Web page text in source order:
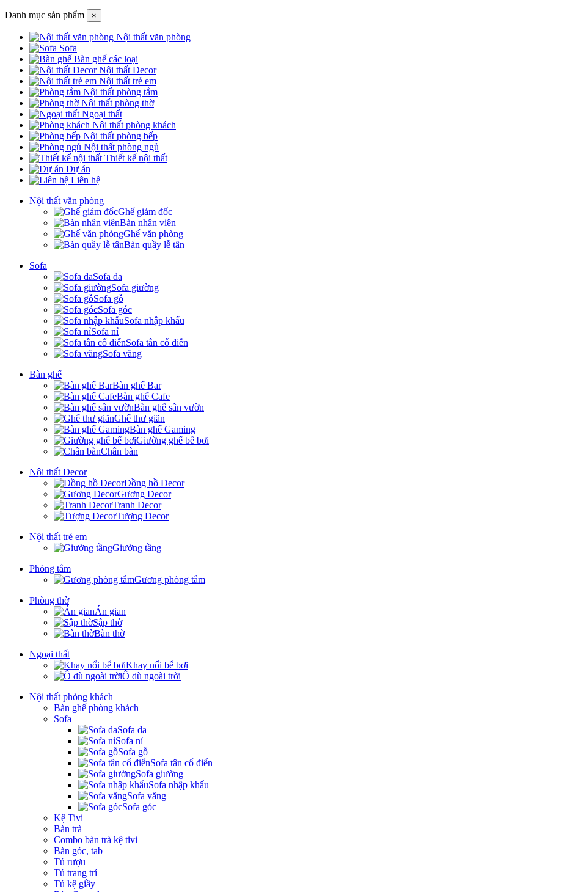
Danh mục sản phẩm ×
Nội thất văn phòng
Sofa
Bàn ghế các loại
Nội thất Decor
Nội thất trẻ em
Nội thất phòng tắm
Nội thất phòng thờ
Ngoại thất
Nội thất phòng khách
Nội thất phòng bếp
Nội thất phòng ngủ
Thiết kế nội thất
Dự án
Liên hệ
Nội thất văn phòng
Ghế giám đốc
Bàn nhân viên
Ghế văn phòng
Bàn quầy lễ tân
Sofa
Sofa da
Sofa giường
Sofa gỗ
Sofa góc
Sofa nhập khẩu
Sofa nỉ
Sofa tân cổ điển
Sofa văng
Bàn ghế
Bàn ghế Bar
Bàn ghế Cafe
Bàn ghế sân vườn
Ghế thư giãn
Bàn ghế Gaming
Giường ghế bể bơi
Chân bàn
Nội thất Decor
Đồng hồ Decor
Gương Decor
Tranh Decor
Tượng Decor
Nội thất trẻ em
Giường tầng
Phòng tắm
Gương phòng tắm
Phòng thờ
Án gian
Sập thờ
Bàn thờ
Ngoại thất
Khay nổi bể bơi
Ô dù ngoài trời
Nội thất phòng khách
Bàn ghế phòng khách
Sofa
Sofa da
Sofa nỉ
Sofa gỗ
Sofa tân cổ điển
Sofa giường
Sofa nhập khẩu
Sofa văng
Sofa góc
Kệ Tivi
Bàn trà
Combo bàn trà kệ tivi
Bàn góc, tab
Tủ rượu
Tủ trang trí
Tủ kệ giầy